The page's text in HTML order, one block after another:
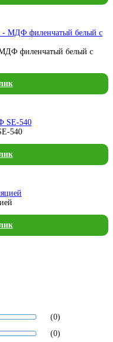
филенчатый белый с
540
(0)
(0)